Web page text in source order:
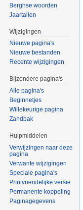
Berghse woorden
Jaartallen
Wijzigingen
Nieuwe pagina's
Nieuwe bestanden
Recente wijzigingen
Bijzondere pagina's
Alle pagina's
Beginnetjes
Willekeurige pagina
Zandbak
Hulpmiddelen
Verwijzingen naar deze
pagina
Verwante wijzigingen
Speciale pagina's
Printvriendelijke versie
Permanente koppeling
Paginagegevens